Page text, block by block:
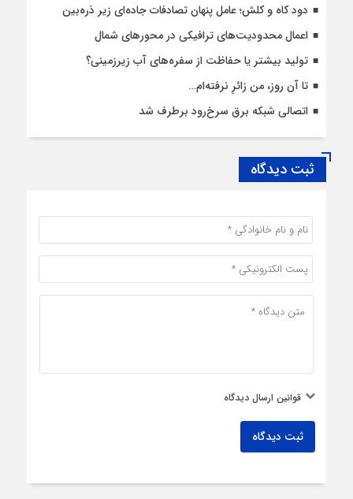
دود کاه و کلش؛ عامل پنهان تصادفات جاده‌ای زیر ذره‌بین
اعمال محدودیت‌‌های ترافیکی در محورهای شمال
تولید بیشتر یا حفاظت از سفره‌های آب زیرزمینی؟
تا آن روز، من زائرِ نرفته‌ام…
اتصالی شبکه برق سرخ‌رود برطرف شد
ثبت دیدگاه
قوانین ارسال دیدگاه
ثبت دیدگاه